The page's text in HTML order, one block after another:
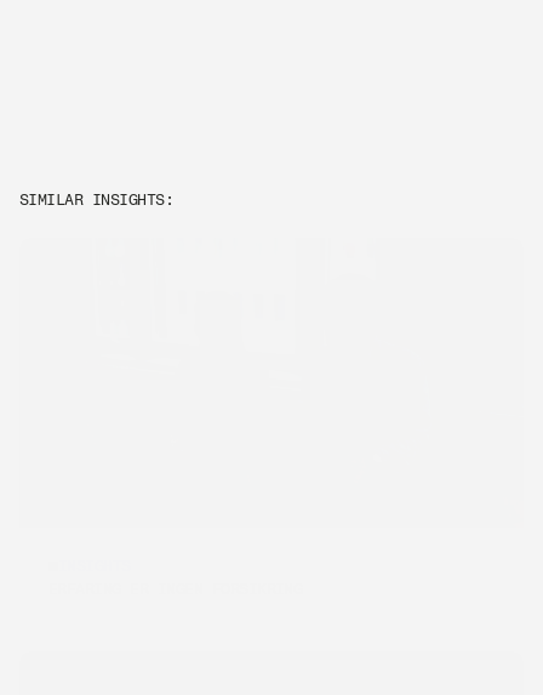
SIMILAR INSIGHTS: